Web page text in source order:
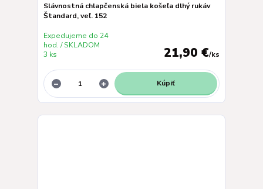
Slávnostná chlapčenská biela košeľa dlhý rukáv
Štandard, veľ. 152
21,90 €/ks
Expedujeme do 24
hod. / SKLADOM
3 ks
Kúpiť